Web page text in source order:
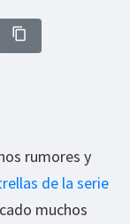
rumores y
de la serie
muchos